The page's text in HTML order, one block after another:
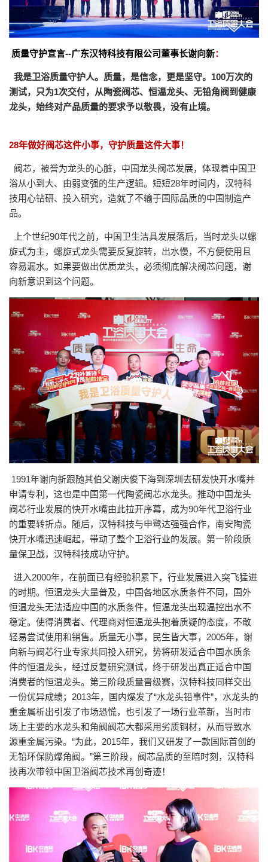
质量守护宣言--广东汉特科技有限公司董事长谢向新：
我是卫浴质量守护人。质量，是信念，更是坚守。100万次的
测试，只为1次交付，从陶瓷阀芯、恒温龙头、无铅角阀到健康
龙头，始终对产品质量的要求予以敬畏，没有止境。
28年做好阀芯这件小事，守护质量这件大事！
阀芯，被誉为龙头的心脏，中国龙头阀芯发展，体现着中国卫
浴从小到大、由弱变强的生产逻辑。短短28年时间内，汉特科
技用心钻研、投入研究，造就了不输于国际品质的中国制造产
品。
上个世纪90年代之前，中国卫生洁具发展落后，当时龙头以螺
旋式为主，螺旋式龙头需要反复旋转，出水慢，不方便使用且
容易漏水。如果要做出优质龙头，必须彻底解决阀芯问题，谢
向新意识到这个问题。
1991年谢向新跟随其伯父谢庆俊下海到深圳去研发快开水嘴并
申请专利，这也是中国第一代陶瓷阀芯水龙头。推动中国龙头
阀芯行业发展的快开水嘴由此拉开序幕，成为90年代卫浴行业
的重要转折点。随后，汉特科技与申鹭达强强合作，南安陶瓷
快开水嘴迅速崛起，带动了整个卫浴行业的发展。第一阶段质
量保卫战，汉特科技成功守护。
进入2000年，在前面已有经验积累下，行业发展进入突飞猛进
的时期。恒温龙头大量普及，中国各地区水质条件不同，国外
恒温龙头无法适应中国的水质条件，恒温龙头出现温控出水不
稳定。使得消费者、代理商对恒温龙头抱着质疑的态度，不敢
轻易尝试使用和销售。质量无小事，民生皆大事，2005年，谢
向新与阀芯行业专家共同投入研究，势将研发适合中国水质条
件的恒温龙头，经过反复研究测试，终于研发出真正适合中国
消费者的恒温龙头。第三阶段质量晋级赛，汉特科技同样交出
一份优异成绩；2013年，国内爆发了“水龙头铅事件”，水龙头的
重金属析出引发了市场恐慌，也引发了一场行业革新，当时市
场上主要的水龙头和角阀阀芯大都采用劣质铜材，从而导致水
源重金属污染。“为此，2015年，我们又研发了一款国际首创的
无铅环保防爆角阀。”第三阶段，阀芯品质的至暗时刻，汉特科
技再次带领中国卫浴阀芯技术再创奇迹！